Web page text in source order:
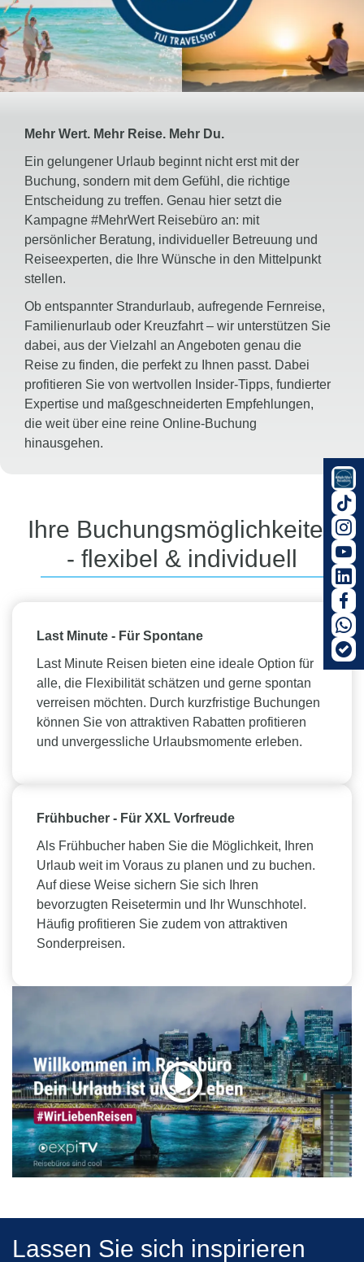
Mehr Wert. Mehr Reise. Mehr Du.
Ein gelungener Urlaub beginnt nicht erst mit der
Buchung, sondern mit dem Gefühl, die richtige
Entscheidung zu treffen. Genau hier setzt die
Kampagne #MehrWert Reisebüro an: mit
persönlicher Beratung, individueller Betreuung und
Reiseexperten, die Ihre Wünsche in den Mittelpunkt
stellen.
Ob entspannter Strandurlaub, aufregende Fernreise,
Familienurlaub oder Kreuzfahrt – wir unterstützen Sie
dabei, aus der Vielzahl an Angeboten genau die
Reise zu finden, die perfekt zu Ihnen passt. Dabei
profitieren Sie von wertvollen Insider-Tipps, fundierter
Expertise und maßgeschneiderten Empfehlungen,
die weit über eine reine Online-Buchung
hinausgehen.
eines Reisebüros und erleben Sie, wie aus
Urlaubswünschen unvergessliche Reiseerlebnisse
Ihre Buchungsmöglichkeiten
- flexibel & individuell
Last Minute - Für Spontane
Last Minute Reisen bieten eine ideale Option für
alle, die Flexibilität schätzen und gerne spontan
verreisen möchten. Durch kurzfristige Buchungen
können Sie von attraktiven Rabatten profitieren
und unvergessliche Urlaubsmomente erleben.
Frühbucher - Für XXL Vorfreude
Als Frühbucher haben Sie die Möglichkeit, Ihren
Urlaub weit im Voraus zu planen und zu buchen.
Auf diese Weise sichern Sie sich Ihren
bevorzugten Reisetermin und Ihr Wunschhotel.
Häufig profitieren Sie zudem von attraktiven
Sonderpreisen.
Lassen Sie sich inspirieren